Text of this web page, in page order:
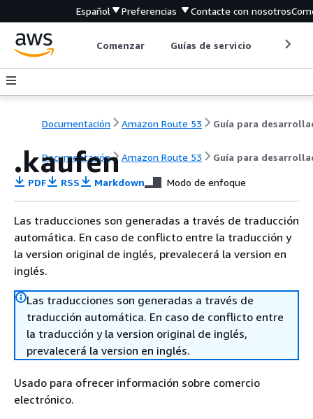
Español Preferencias Contacte con nosotros
Comenzar Guías de servicio
Documentación Amazon Route 53
Documentación Amazon Route 53 Guía para
.kaufen
PDF RSS Markdown Modo de enfoque
Las traducciones son generadas a través de traducción
automática. En caso de conflicto entre la traducción y
la version original de inglés, prevalecerá la version en
inglés.
Las traducciones son generadas a través de
traducción automática. En caso de conflicto entre
la traducción y la version original de inglés,
prevalecerá la version en inglés.
Usado para ofrecer información sobre comercio
electrónico.